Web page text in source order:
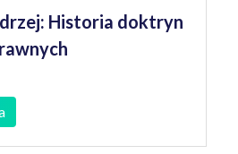
Historia doktryn